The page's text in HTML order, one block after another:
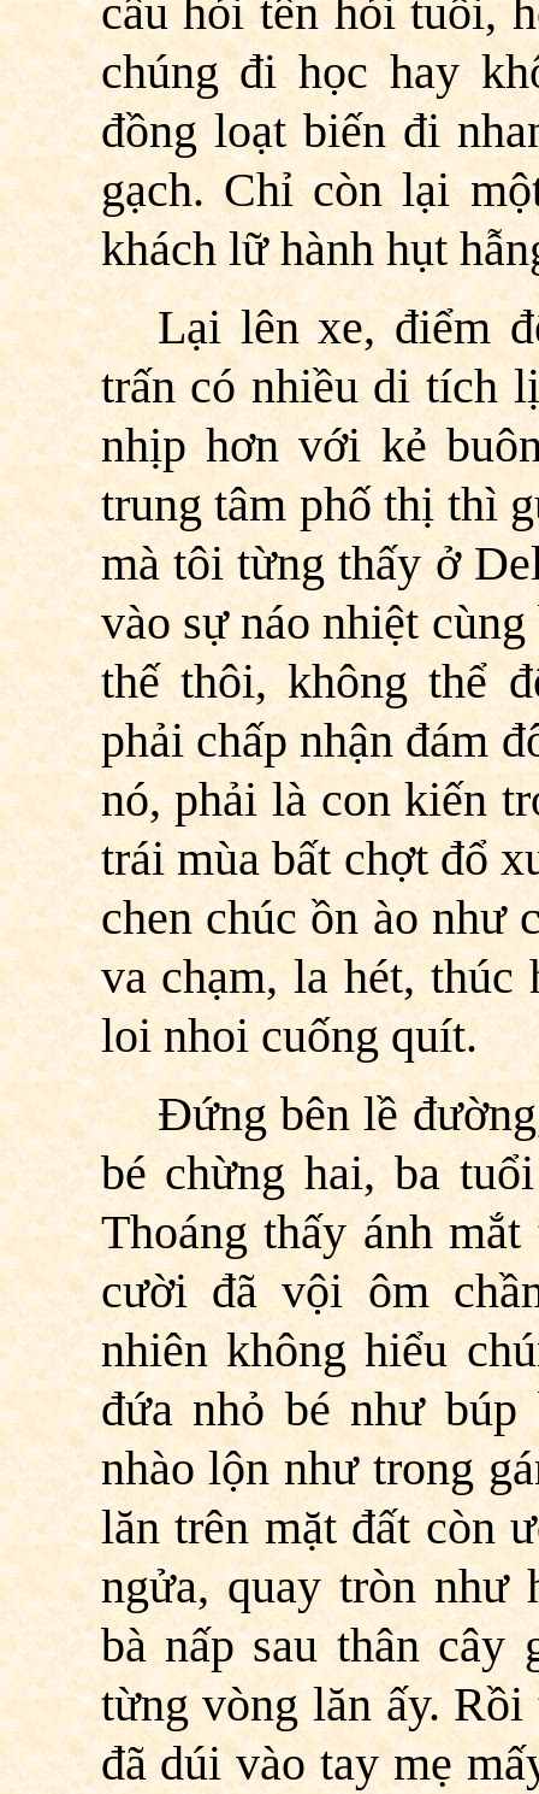
câu hỏi tên hỏi tuổi,
chúng đi học hay
đồng loạt biến đi
gạch. Chỉ còn lại
khách lữ hành hụt
Lại lên xe, điểm
trấn có nhiều di tích
nhịp hơn với kẻ
trung tâm phố thị thì
mà tôi từng thấy ở
vào sự náo nhiệt
thế thôi, không thể
phải chấp nhận đám
nó, phải là con kiến
trái mùa bất chợt đổ
chen chúc ồn ào như
va chạm, la hét,
loi nhoi cuống quít.
Đứng bên lề
bé chừng hai, ba
Thoáng thấy ánh
cười đã vội ôm
nhiên không hiểu
đứa nhỏ bé như
nhào lộn như trong
lăn trên mặt đất còn
ngửa, quay tròn như
bà nấp sau thân cây
từng vòng lăn ấy.
đã dúi vào tay mẹ